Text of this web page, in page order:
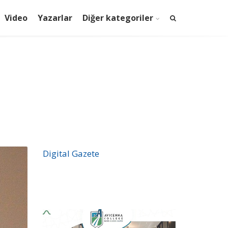
Video Yazarlar Diğer kategoriler
Digital Gazete